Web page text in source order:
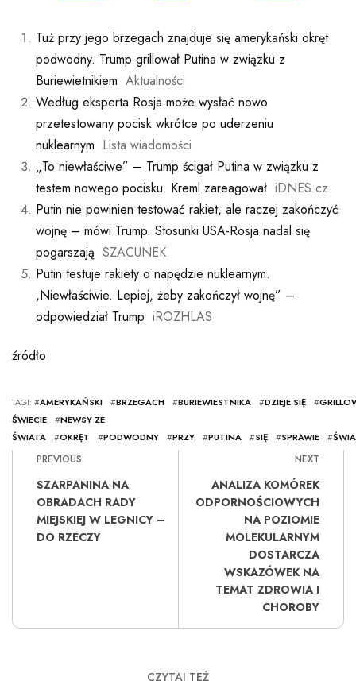
Tuż przy jego brzegach znajduje się amerykański okręt
podwodny. Trump grillował Putina w związku z
Buriewietnikiem Aktualności
Według eksperta Rosja może wysłać nowo
przetestowany pocisk wkrótce po uderzeniu
nuklearnym Lista wiadomości
„To niewłaściwe” – Trump ścigał Putina w związku z
testem nowego pocisku. Kreml zareagował iDNES.cz
Putin nie powinien testować rakiet, ale raczej zakończyć
wojnę – mówi Trump. Stosunki USA-Rosja nadal się
pogarszają SZACUNEK
Putin testuje rakiety o napędzie nuklearnym.
,Niewłaściwie. Lepiej, żeby zakończył wojnę” –
odpowiedział Trump iROZHLAS
źródło
TAGI: #AMERYKAŃSKI #BRZEGACH #BURIEWIESTNIKA #DZIEJE SIĘ #
ŚWIECIE
#NEWSY ZE
ŚWIATA
#OKRĘT #PODWODNY #PRZY #PUTINA #SIĘ #SPRAWIE #
PREVIOUS
SZARPANINA NA
OBRADACH RADY
MIEJSKIEJ W LEGNICY –
DO RZECZY
NEXT
ANALIZA KOMÓREK
ODPORNOŚCIOWYCH
NA POZIOMIE
MOLEKULARNYM
DOSTARCZA
WSKAZÓWEK NA
TEMAT ZDROWIA I
CHOROBY
CZYTAJ TEŻ